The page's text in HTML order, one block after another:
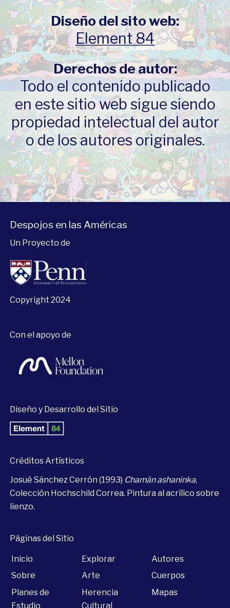
Diseño del sito web:
Element 84
Derechos de autor:
Todo el contenido publicado
en este sitio web sigue siendo
propiedad intelectual del autor
o de los autores originales.
Despojos en las Américas
Un Proyecto de
Copyright 2024
Con el apoyo de
Diseño y Desarrollo del Sitio
Créditos Artísticos
Josué Sánchez Cerrón (1993) Chamán ashaninka,
Colección Hochschild Correa. Pintura al acrílico sobre
lienzo.
Páginas del Sitio
Inicio Explorar
Autores
Sobre
Arte
Cuerpos
Planes de
Estudio
Herencia
Cultural
Mapas